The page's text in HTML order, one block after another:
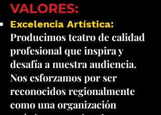
VALORES:
Excelencia Artística:
Producimos teatro de calidad
profesional que inspira y
desafía a nuestra audiencia.
Nos esforzamos por ser
reconocidos regionalmente
como una organización